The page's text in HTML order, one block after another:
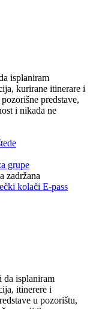
isplaniram
kurirane itinerare i
predstave,
i nikada ne
grupe
zadržana
kolači E-pass
da isplaniram
itinerere i
u pozorištu,